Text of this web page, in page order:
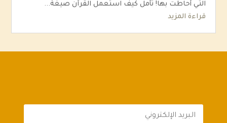
التي أحاطت بها! تأمل كيف استعمل القرآن صيغة...
قراءة المزيد